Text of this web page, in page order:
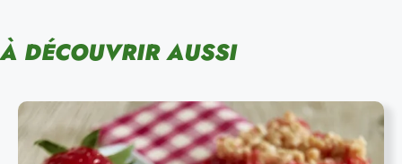
À DÉCOUVRIR AUSSI